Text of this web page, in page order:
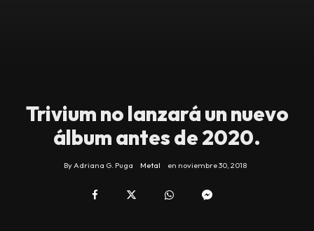
Trivium no lanzará un nuevo
álbum antes de 2020.
ByAdriana G. Puga Metal en noviembre 30, 2018